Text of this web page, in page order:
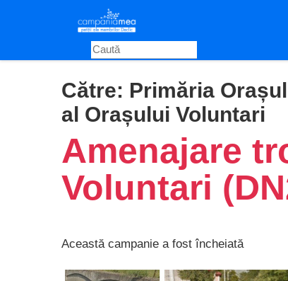
content
Către: Primăria
al Orașului Voluntari
Amenajare
Voluntari
Această campanie a fost încheiată